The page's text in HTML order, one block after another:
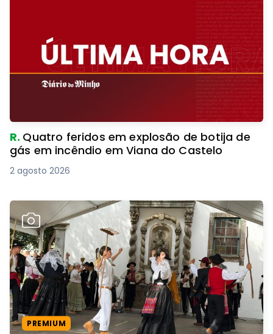
R. Quatro feridos em explosão de botija de
gás em incêndio em Viana do Castelo
2 agosto 2026
PREMIUM